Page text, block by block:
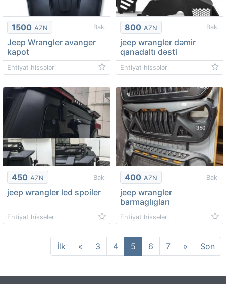
1500 AZN Bakı
Jeep Wrangler avanger
kapot
Ehtiyat hissələri
800 AZN Bakı
jeep wrangler dəmir
qanadaltı dəsti
Ehtiyat hissələri
450 AZN Bakı
jeep wrangler led spoiler
Ehtiyat hissələri
400 AZN Bakı
jeep wrangler
barmaglıgları
Ehtiyat hissələri
İlk « 3 4 5 (current)
6 7 » Son